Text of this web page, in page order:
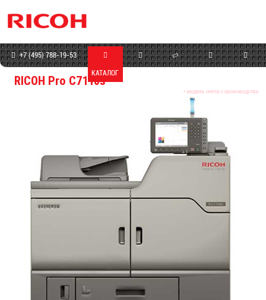
+7 (495) 788-19-53
КАТАЛОГ
RICOH Pro C7110s
* модель снята с производства